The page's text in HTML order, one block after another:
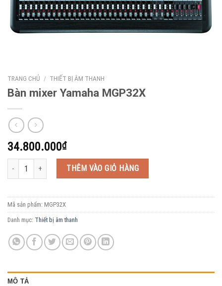
TRANG CHỦ / THIẾT BỊ ÂM THANH
Bàn mixer Yamaha MGP32X
34.800.000₫
Bàn mixer Yamaha MGP32X số lượng
THÊM VÀO GIỎ HÀNG
Mã sản phẩm: MGP32X
Danh mục: Thiết bị âm thanh
MÔ TẢ